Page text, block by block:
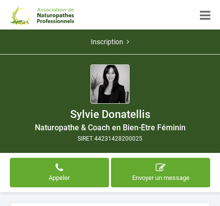
Inscription
Sylvie Donatellis
Naturopathe & Coach en Bien-Être Féminin
SIRET 44231428200025
Appeler Envoyer un message